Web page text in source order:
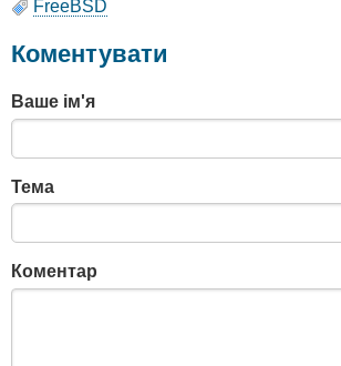
FreeBSD
Коментувати
Ваше ім'я
Тема
Коментар